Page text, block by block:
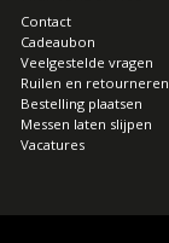
Contact
Cadeaubon
Veelgestelde vragen
Ruilen en retourneren
Bestelling plaatsen
Messen laten slijpen
Vacatures